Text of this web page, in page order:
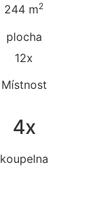
244 m2
plocha
12x
Místnost
4x
koupelna